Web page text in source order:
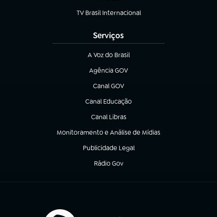
TV Brasil Internacional
(abre em nova aba)
Serviços
A Voz do Brasil
(abre em nova aba)
Agência GOV
(abre em nova aba)
Canal GOV
(abre em nova aba)
Canal Educação
(abre em nova aba)
Canal Libras
(abre em nova aba)
Monitoramento e Análise de Mídias
(abre em nova aba)
Publicidade Legal
(abre em nova aba)
Rádio Gov
(abre em nova aba)